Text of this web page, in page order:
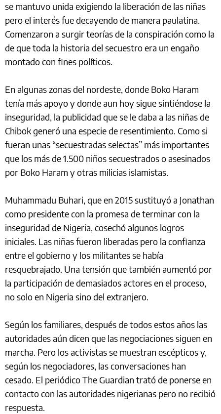
se mantuvo unida exigiendo la liberación de las niñas
pero el interés fue decayendo de manera paulatina.
Comenzaron a surgir teorías de la conspiración como la
de que toda la historia del secuestro era un engaño
montado con fines políticos.
En algunas zonas del nordeste, donde Boko Haram
tenía más apoyo y donde aun hoy sigue sintiéndose la
inseguridad, la publicidad que se le daba a las niñas de
Chibok generó una especie de resentimiento. Como si
fueran unas “secuestradas selectas” más importantes
que los más de 1.500 niños secuestrados o asesinados
por Boko Haram y otras milicias islamistas.
Muhammadu Buhari, que en 2015 sustituyó a Jonathan
como presidente con la promesa de terminar con la
inseguridad de Nigeria, cosechó algunos logros
iniciales. Las niñas fueron liberadas pero la confianza
entre el gobierno y los militantes se había
resquebrajado. Una tensión que también aumentó por
la participación de demasiados actores en el proceso,
no solo en Nigeria sino del extranjero.
Según los familiares, después de todos estos años las
autoridades aún dicen que las negociaciones siguen en
marcha. Pero los activistas se muestran escépticos y,
según los negociadores, las conversaciones han
cesado. El periódico The Guardian trató de ponerse en
contacto con las autoridades nigerianas pero no recibió
respuesta.